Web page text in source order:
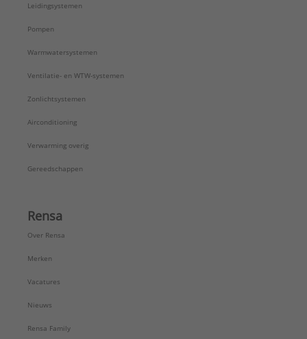
Leidingsystemen
Pompen
Warmwatersystemen
Ventilatie- en WTW-systemen
Zonlichtsystemen
Airconditioning
Verwarming overig
Gereedschappen
Rensa
Over Rensa
Merken
Vacatures
Nieuws
Rensa Family